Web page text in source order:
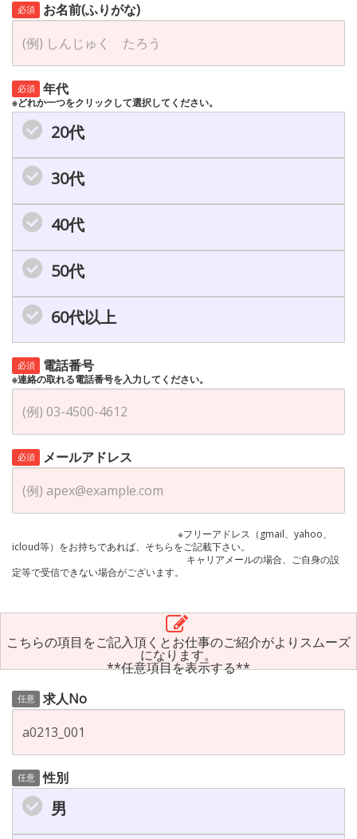
必須 お名前(ふりがな)
必須 年代
※どれか一つをクリックして選択してください。
20代
30代
40代
50代
60代以上
必須 電話番号
※連絡の取れる電話番号を入力してください。
必須 メールアドレス
※フリーアドレス（gmail、yahoo、
icloud等）をお持ちであれば、そちらをご記載下さい。
キャリアメールの場合、ご自身の設
定等で受信できない場合がございます。
こちらの項目をご記入頂くとお仕事のご紹介がよりスムーズ
になります。
**任意項目を表示する**
任意 求人No
任意 性別
男